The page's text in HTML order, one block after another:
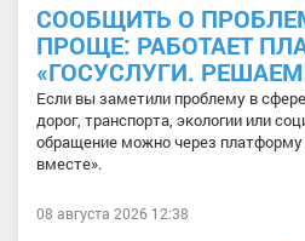
СООБЩИТЬ О
ПРОЩЕ: РАБОТАЕТ
«ГОСУСЛУГИ. РЕШАЕМ
Если вы заметили проблему в
дорог, транспорта, экологии или
обращение можно через платформу
вместе».
08 августа 2026 12:38